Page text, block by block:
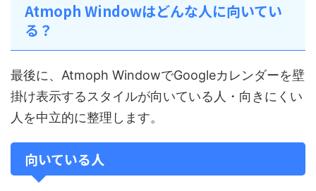
Atmoph Windowはどんな人に向いてい
る？
最後に、Atmoph WindowでGoogleカレンダーを壁
掛け表示するスタイルが向いている人・向きにくい
人を中立的に整理します。
向いている人